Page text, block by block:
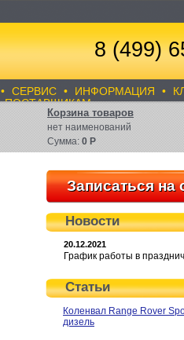
8 (499)
• СЕРВИС • ИНФОРМАЦИЯ •
ПОСТАВЩИКАМ
Корзина товаров
нет наименований
Сумма: 0 Р
Записаться на
Новости
20.12.2021
График работы в
Статьи
Коленвал Range Rover
дизель